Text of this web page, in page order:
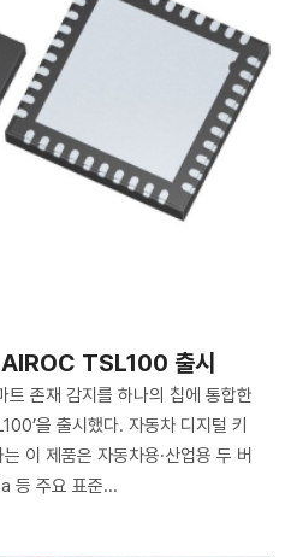
TSL100 출시
트 존재 감지를 하나의 칩에 통합한
을 출시했다. 자동차 디지털 키
이 제품은 자동차용·산업용 두 버
등 주요 표준...